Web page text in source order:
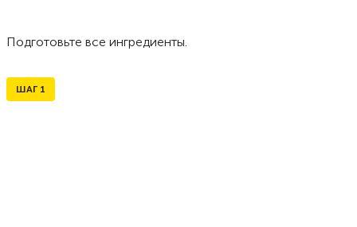
Подготовьте все ингредиенты.
ШАГ 1